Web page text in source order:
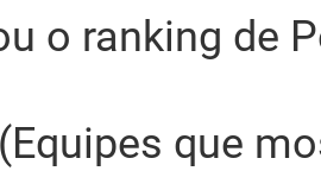
o ranking de
(Equipes que